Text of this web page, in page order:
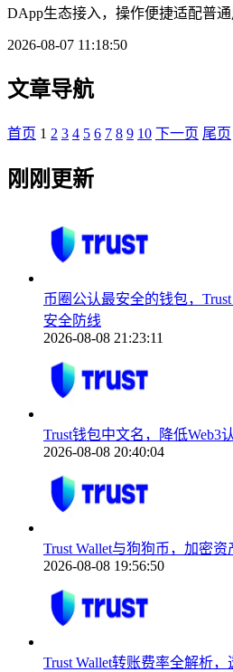
DApp生态接入，操作便捷适配普
2026-08-07 11:18:50
文章导航
首页 1 2 3 4 5 6 7 8 9 10 下一页 尾页
刚刚更新
币圈公认最安全的钱包，
安全防线
2026-08-08 21:23:11
Trust钱包中文名，降低Web3
2026-08-08 20:40:04
Trust Wallet与狗狗币，加密
2026-08-08 19:56:50
Trust Wallet转账费率全解析